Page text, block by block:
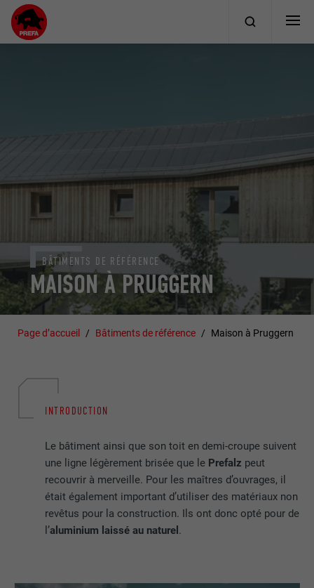
MAISON À PRUGGERN
BÂTIMENTS DE RÉFÉRENCE
Page d’accueil Bâtiments de référence Maison à Pruggern
INTRODUCTION
Le bâtiment ainsi que son toit en demi-croupe suivent
une ligne légèrement brisée que le Prefalz peut
recouvrir à merveille. Pour les maîtres d’ouvrages, il
était également important d’utiliser des matériaux non
revêtus pour la construction. Ils ont donc opté pour de
l’aluminium laissé au naturel .